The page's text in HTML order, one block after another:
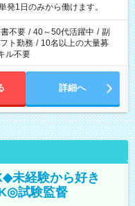
発1日のみから働けます。
不要 / 40～50代活躍中 / 副
ト勤務 / 10名以上の大量募
ル不要
詳細へ
未経験から好き
試験監督